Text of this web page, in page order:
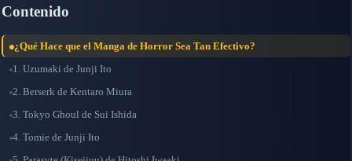
Contenido
¿Qué Hace que el Manga de Horror Sea Tan Efectivo?
1. Uzumaki de Junji Ito
2. Berserk de Kentaro Miura
3. Tokyo Ghoul de Sui Ishida
4. Tomie de Junji Ito